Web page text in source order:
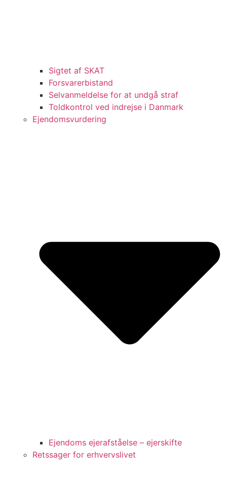
Sigtet af SKAT
Forsvarerbistand
Selvanmeldelse for at undgå straf
Toldkontrol ved indrejse i Danmark
Ejendomsvurdering
Ejendoms ejerafståelse – ejerskifte
Retssager for erhvervslivet